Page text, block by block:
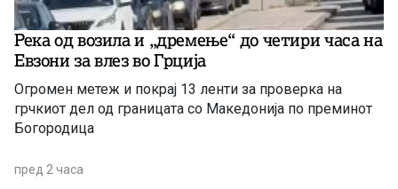
Река од возила и „дремење“ до четири часа на
Евзони за влез во Грција
Огромен метеж и покрај 13 ленти за проверка на
грчкиот дел од границата со Македонија по преминот
Богородица
пред 2 часа